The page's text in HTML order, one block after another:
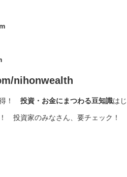
nihonwealth
！ 投資・お金にまつわる豆知識は
投資家のみなさん、要チェック！